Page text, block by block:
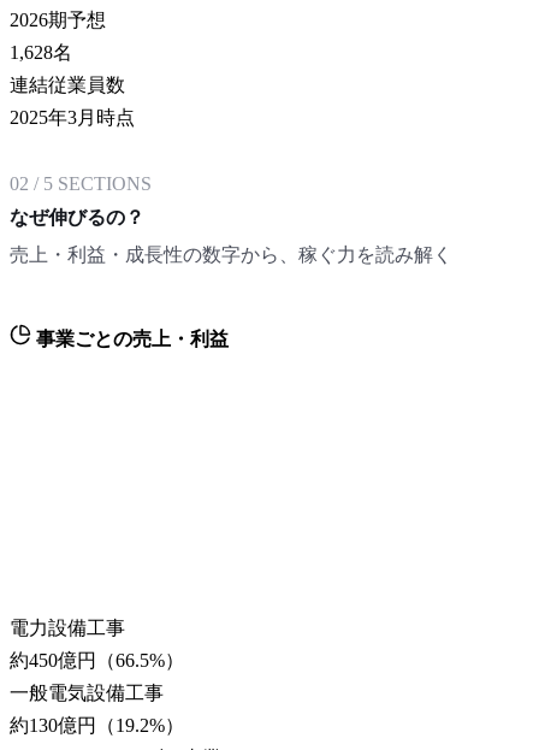
2026期予想
1,628名
連結従業員数
2025年3月時点
02 / 5 SECTIONS
なぜ伸びるの？
売上・利益・成長性の数字から、稼ぐ力を読み解く
事業ごとの売上・利益
電力設備工事
約450億円
（66.5%）
一般電気設備工事
約130億円
（19.2%）